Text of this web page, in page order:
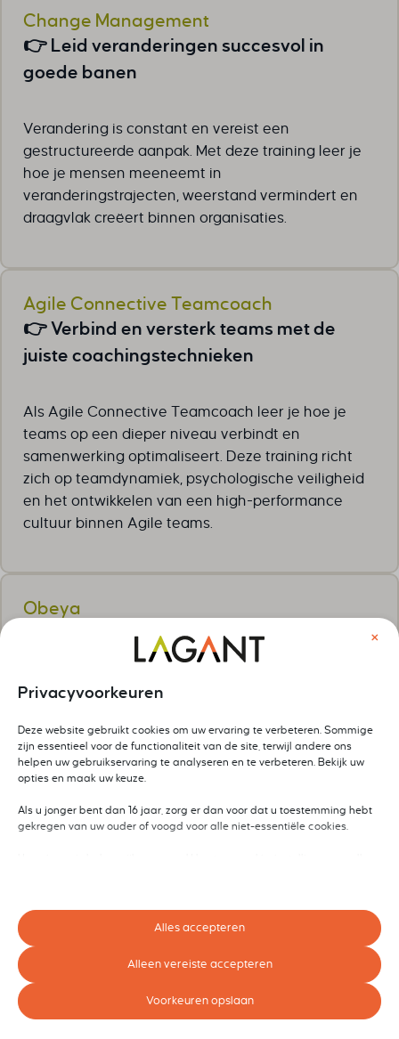
Change Management
👉 Leid veranderingen succesvol in
goede banen
Verandering is constant en vereist een
gestructureerde aanpak. Met deze training leer je
hoe je mensen meeneemt in
veranderingstrajecten, weerstand vermindert en
draagvlak creëert binnen organisaties.
Agile Connective Teamcoach
👉 Verbind en versterk teams met de
juiste coachingstechnieken
Als Agile Connective Teamcoach leer je hoe je
teams op een dieper niveau verbindt en
samenwerking optimaliseert. Deze training richt
zich op teamdynamiek, psychologische veiligheid
en het ontwikkelen van een high-performance
cultuur binnen Agile teams.
Obeya
👉 Breng strategie en uitvoering samen
je strategie, doelen en resultaten overzichtelijk bij
elkaar brengt. Deze training leert je hoe je met
Obeya transparantie creëert, samenwerking
versterkt en sneller beslissingen neemt. Je ontdekt
hoe teams en stakeholders beter op elkaar
Dit zijn jouw verandergidsen
Maak kennis met het team
Privacyvoorkeuren
×
Deze website gebruikt cookies om uw ervaring te verbeteren. Sommige
zijn essentieel voor de functionaliteit van de site, terwijl andere ons
helpen uw gebruikservaring te analyseren en te verbeteren. Bekijk uw
opties en maak uw keuze.
Als u jonger bent dan 16 jaar, zorg er dan voor dat u toestemming hebt
gekregen van uw ouder of voogd voor alle niet-essentiële cookies.
Houd er rekening mee dat als u ervoor kiest bepaalde soorten cookies
uit te schakelen, dit uw ervaring op de site en de services die wij kunnen
aanbieden, kan beïnvloeden.
Alles accepteren
Alleen vereiste accepteren
Voorkeuren opslaan